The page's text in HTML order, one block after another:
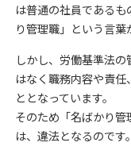
は普通の社員である
り管理職」という言葉
しかし、労働基準法
はなく職務内容や責
ととなっています。
そのため「名ばかり
は、違法となるのです。